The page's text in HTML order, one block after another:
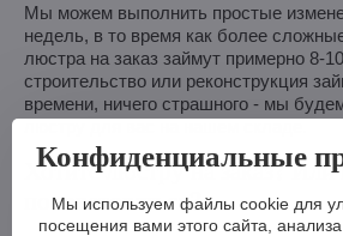
Мы можем выполнить простые
недель, в то время как более
люстра на заказ займут примерно 8-
строительство или реконструкция
времени, ничего страшного - мы
Хотите люстру на заказ?
посоветоваться?
Конфиденциальные
Мы используем файлы cookie для
посещения вами этого сайта,